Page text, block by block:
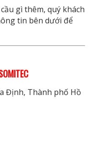
gì thêm, quý khách
tin bên dưới để
Định, Thành phố Hồ